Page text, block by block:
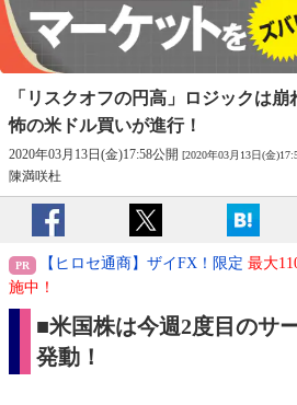
「リスクオフの円高」ロジックは崩
怖の米ドル買いが進行！
2020年03月13日(金)17:58公開 [2020年03月13日(金
陳満咲杜
【ヒロセ通商】ザイFX！限定 最大
施中！
■米国株は今週2度目のサ
発動！